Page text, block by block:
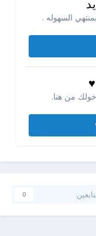
السهوله .
من هنا.
0